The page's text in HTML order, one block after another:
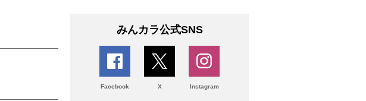
みんカラ公式SNS
Facebook X Instagram